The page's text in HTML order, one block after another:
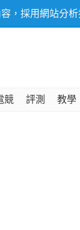
，採用網站分
競 評測 教學